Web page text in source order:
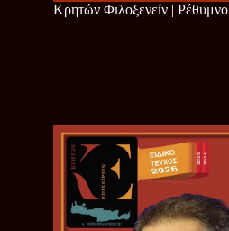
Κρητών Φιλοξενείν | Ρέθυμνο